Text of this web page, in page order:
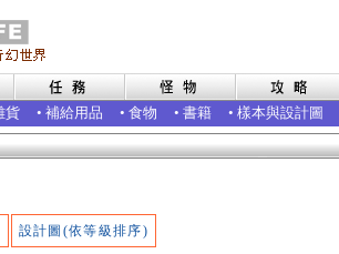
貨 • 補給用品 • 食物 • 書籍 • 樣本與設計圖
設計圖(依等級排序)